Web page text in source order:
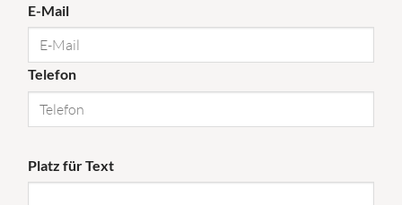
E-Mail
Telefon
Platz für Text